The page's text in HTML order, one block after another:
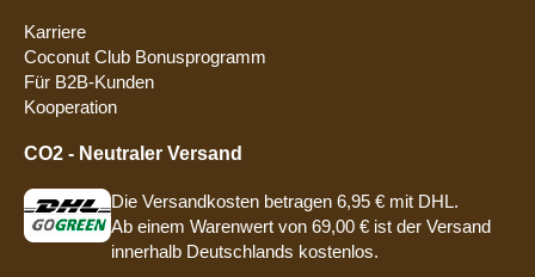
Karriere
Coconut Club Bonusprogramm
Für B2B-Kunden
Kooperation
CO2 - Neutraler Versand
Die Versandkosten betragen 6,95 € mit DHL.
Ab einem Warenwert von 69,00 € ist der Versand
innerhalb Deutschlands kostenlos.